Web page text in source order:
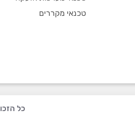
טכנאי מקררים
כל